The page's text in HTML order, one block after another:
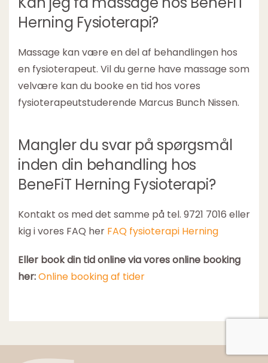
Herning Fysioterapi?
Massage kan være en del af behandlingen hos
en fysioterapeut. Vil du gerne have massage som
velvære kan du booke en tid hos vores
fysioterapeutstuderende Marcus Bunch Nissen.
Mangler du svar på spørgsmål
inden din behandling hos
BeneFiT Herning Fysioterapi?
Kontakt os med det samme på tel. 9721 7016 eller
kig i vores FAQ her FAQ fysioterapi Herning
Eller book din tid online via vores online booking
her:Online booking af tider